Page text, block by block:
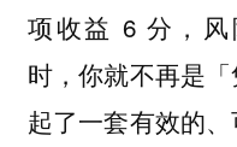
项收益 6 分，
时，你就不再是
起了一套有效的